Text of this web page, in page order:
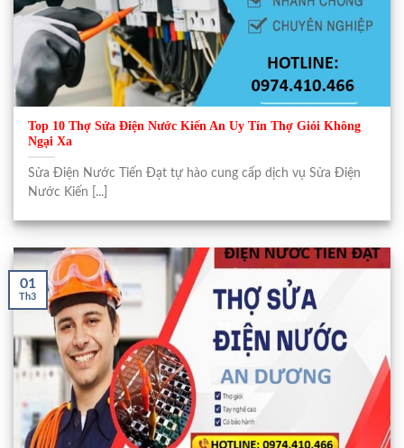
Top 10 Thợ Sửa Điện Nước Kiến An Uy Tín Thợ Giỏi Không
Ngại Xa
Sửa Điện Nước Tiến Đạt tự hào cung cấp dịch vụ Sửa Điện
Nước Kiến [...]
01
Th3